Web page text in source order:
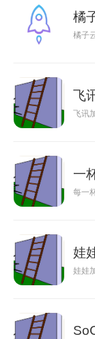
橘
橘子
飞
飞讯
一
每一
娃
娃娃